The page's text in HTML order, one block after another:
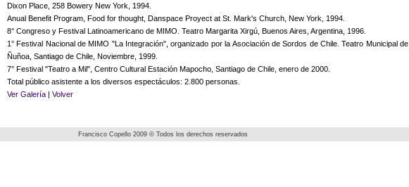
Dixon Place, 258 Bowery New York, 1994.
Anual Benefit Program, Food for thought, Danspace Proyect at St. Mark's Church, New York, 1994.
8° Congreso y Festival Latinoamericano de MIMO. Teatro Margarita Xirgú, Buenos Aires, Argentina, 1996.
1° Festival Nacional de MIMO "La Integración", organizado por la Asociación de Sordos de Chile. Teatro Municipal de
Ñuñoa, Santiago de Chile, Noviembre, 1999.
7° Festival "Teatro a Mil", Centro Cultural Estación Mapocho, Santiago de Chile, enero de 2000.
Total público asistente a los diversos espectáculos: 2.800 personas.
Ver Galería | Volver
Francisco Copello 2009 © Todos los derechos reservados